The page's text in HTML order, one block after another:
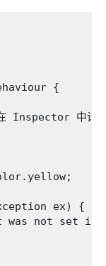
{
Inspector 中设
ex) {
was not set in